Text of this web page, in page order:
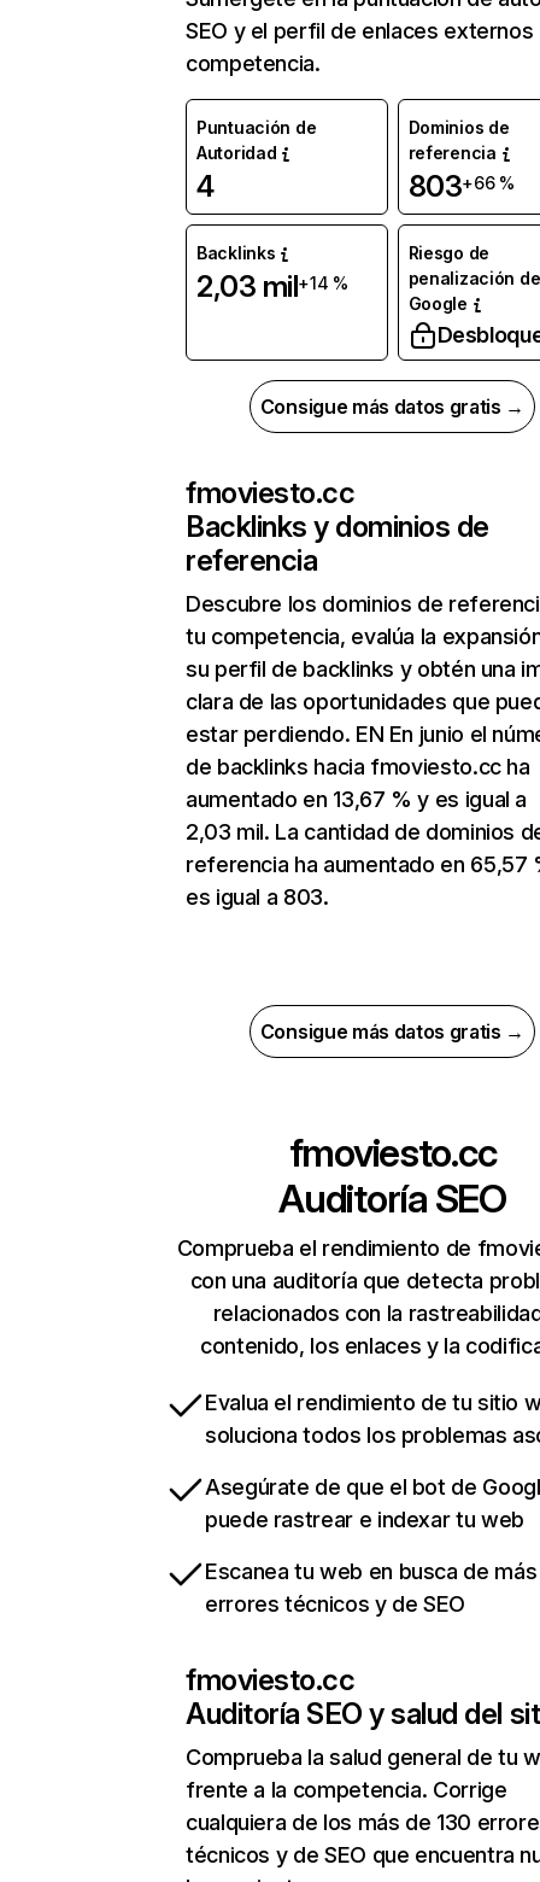
SEO y el perfil de enlaces externos
competencia.
Puntuación de
Autoridad
4
Dominios de
referencia
803+66 %
Backlinks
2,03 mil+14 %
Riesgo de
penalización de
Google
Consigue más datos gratis →
fmoviesto.cc
Backlinks y dominios de
referencia
Descubre los dominios de
tu competencia, evalúa la
su perfil de backlinks y obtén una
clara de las oportunidades que
estar perdiendo. EN En junio el
de backlinks hacia fmoviesto.cc ha
aumentado en 13,67 % y es igual a
2,03 mil. La cantidad de dominios
referencia ha aumentado en 65,57
es igual a 803.
Consigue más datos gratis →
fmoviesto.cc
Auditoría SEO
Comprueba el rendimiento de
con una auditoría que detecta
relacionados con la
contenido, los enlaces y la
Evalua el rendimiento de tu sitio
soluciona todos los problemas
Asegúrate de que el bot de
puede rastrear e indexar tu web
Escanea tu web en busca de
errores técnicos y de SEO
fmoviesto.cc
Auditoría SEO y salud del
Comprueba la salud general de tu
frente a la competencia. Corrige
cualquiera de los más de 130
técnicos y de SEO que encuentra